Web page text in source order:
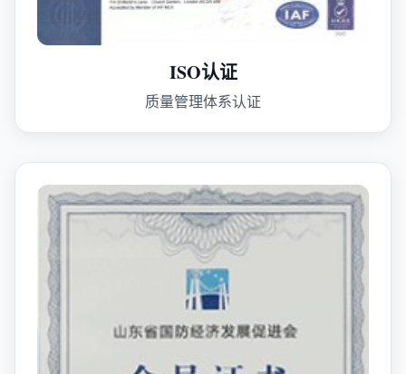
ISO认证
质量管理体系认证